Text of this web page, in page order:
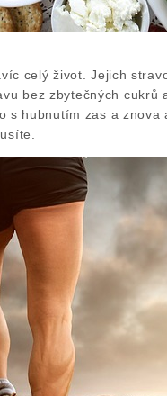
celý život. Jejich
bez zbytečných
s hubnutím zas a